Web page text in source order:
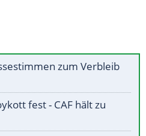
zum Verbleib
fest - CAF hält zu